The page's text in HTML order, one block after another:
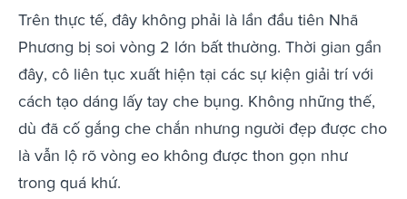
Trên thực tế, đây không phải là lần đầu tiên Nhã
Phương bị soi vòng 2 lớn bất thường. Thời gian gần
đây, cô liên tục xuất hiện tại các sự kiện giải trí với
cách tạo dáng lấy tay che bụng. Không những thế,
dù đã cố gắng che chắn nhưng người đẹp được cho
là vẫn lộ rõ vòng eo không được thon gọn như
trong quá khứ.